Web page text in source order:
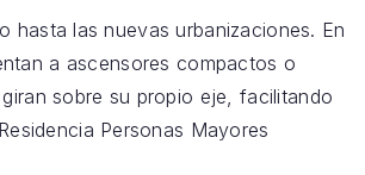
las nuevas urbanizaciones. En
a ascensores compactos o
sobre su propio eje, facilitando
Personas Mayores